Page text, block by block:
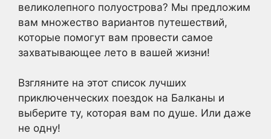
великолепного полуострова? Мы предложим
вам множество вариантов путешествий,
которые помогут вам провести самое
захватывающее лето в вашей жизни!
Взгляните на этот список лучших
приключенческих поездок на Балканы и
выберите ту, которая вам по душе. Или даже
не одну!